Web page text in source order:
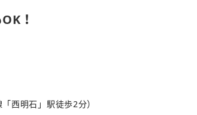
！
西明石」駅徒歩2分）